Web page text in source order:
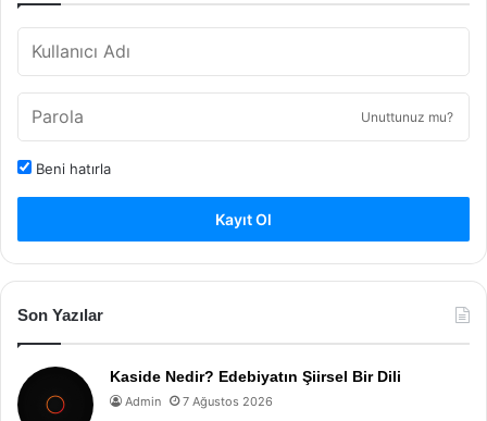
Unuttunuz mu?
Beni hatırla
Kayıt Ol
Son Yazılar
Kaside Nedir? Edebiyatın Şiirsel Bir Dili
Admin 7 Ağustos 2026